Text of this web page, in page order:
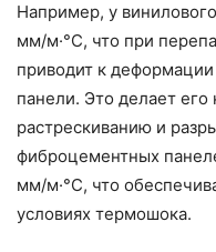
Например, у
мм/м·°C, что при
приводит к
панели. Это делает
растрескиванию и
фиброцементных
мм/м·°C, что
условиях термошока.